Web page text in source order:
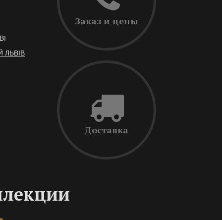
ЛЬВІВ
Заказ и цены
Доставка